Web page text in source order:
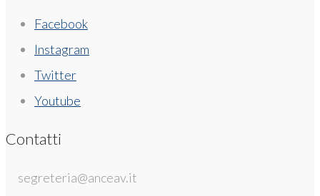
Facebook
Instagram
Twitter
Youtube
Contatti
segreteria@anceav.it